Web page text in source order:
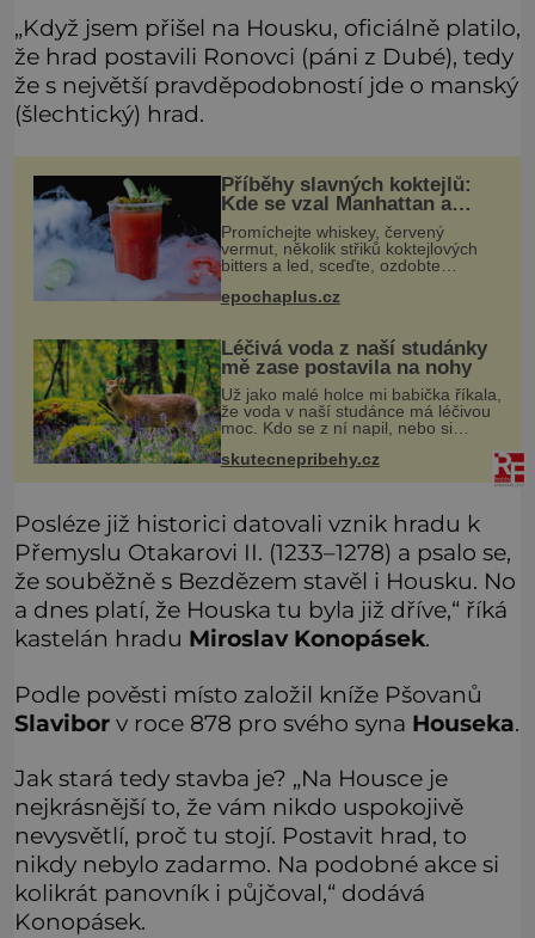
„Když jsem přišel na Housku, oficiálně platilo,
že hrad postavili Ronovci (páni z Dubé), tedy
že s největší pravděpodobností jde o manský
(šlechtický) hrad.
Příběhy slavných koktejlů:
Kde se vzal Manhattan a
Bloody Mary?
Promíchejte whiskey, červený
vermut, několik střiků koktejlových
bitters a led, sceďte, ozdobte
koktejlovou třešinkou a tadá…
Manhattan je tu! A pokud to má být
epochaplus.cz
Léčivá voda z naší studánky
mě zase postavila na nohy
Už jako malé holce mi babička říkala,
že voda v naší studánce má léčivou
moc. Kdo se z ní napil, nebo si
natrhal bylinky kolem, tomu se
ulevilo. Ráda vzpomínám na své
dětství a na studánku, která se u
skutecnepribehy.cz
Posléze již historici datovali vznik hradu k
Přemyslu Otakarovi II. (1233–1278) a psalo se,
že souběžně s Bezdězem stavěl i Housku. No
a dnes platí, že Houska tu byla již dříve,“ říká
kastelán hradu Miroslav Konopásek.
Podle pověsti místo založil kníže Pšovanů
Slavibor v roce 878 pro svého syna Houseka.
Jak stará tedy stavba je? „Na Housce je
nejkrásnější to, že vám nikdo uspokojivě
nevysvětlí, proč tu stojí. Postavit hrad, to
nikdy nebylo zadarmo. Na podobné akce si
kolikrát panovník i půjčoval,“ dodává
Konopásek.